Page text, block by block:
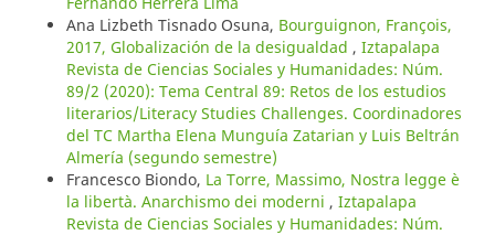
Ana Lizbeth Tisnado Osuna, Bourguignon, François,
2017, Globalización de la desigualdad , Iztapalapa
Revista de Ciencias Sociales y Humanidades: Núm.
89/2 (2020): Tema Central 89: Retos de los estudios
literarios/Literacy Studies Challenges. Coordinadores
del TC Martha Elena Munguía Zatarian y Luis Beltrán
Almería (segundo semestre)
Francesco Biondo, La Torre, Massimo, Nostra legge è
la libertà. Anarchismo dei moderni , Iztapalapa
Revista de Ciencias Sociales y Humanidades: Núm.